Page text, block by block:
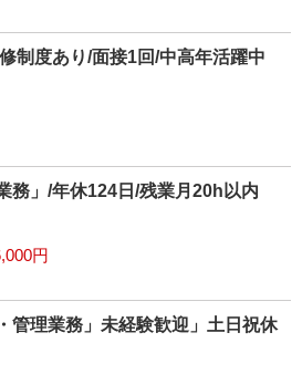
制度あり/面接1回/中高年活躍中
務」/年休124日/残業月20h以内
円
管理業務」未経験歓迎」土日祝休